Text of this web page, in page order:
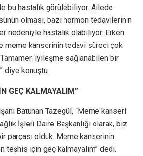
bu hastalık görülebiliyor. Ailede
olması, bazı hormon tedavilerinin
nedeniyle hastalık olabiliyor. Erken
meme kanserinin tedavi süreci çok
iyileşme sağlanabilen bir
diye konuştu.
GEÇ KALMAYALIM”
Batuhan Tazegül, “Meme kanseri
İşleri Daire Başkanlığı olarak, biz
parçası olduk. Meme kanserinin
teşhis için geç kalmayalım” dedi.